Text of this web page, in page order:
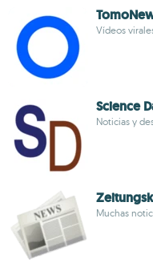
Vídeos
Science
Noticias y
Muchas